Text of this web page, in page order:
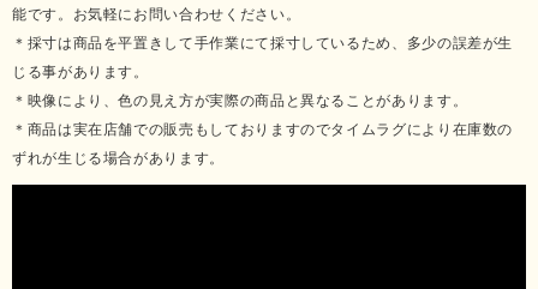
能です。お気軽にお問い合わせください。
＊採寸は商品を平置きして手作業にて採寸しているため、多少の誤差が生
じる事があります。
＊映像により、色の見え方が実際の商品と異なることがあります。
＊商品は実在店舗での販売もしておりますのでタイムラグにより在庫数の
ずれが生じる場合があります。